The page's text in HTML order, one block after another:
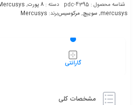
شناسه محصول : pdc-4395 دسته : 8 پورت ,
mercusys
, سوییچ, مرکوسیسبرند: Mercusys
گارانتی
مشخصات کلی